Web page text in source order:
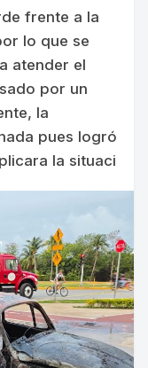
frente a la
lo que se
atender el
por un
la
pues logró
la situaci